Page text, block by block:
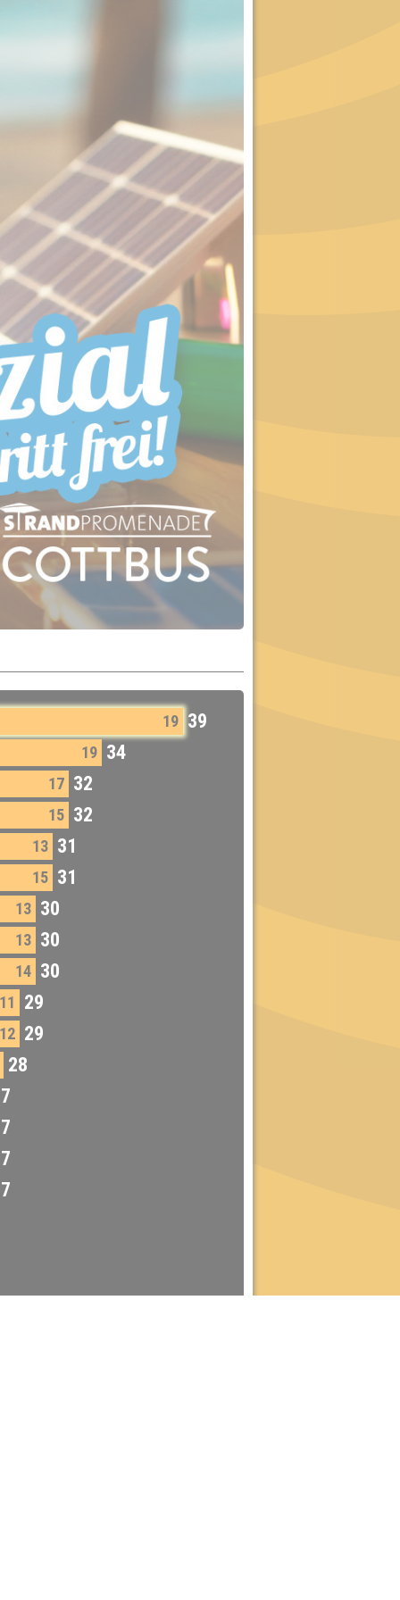
19 39
19 34
17 32
15 32
13 31
15 31
13 30
13 30
14 30
29
29
28